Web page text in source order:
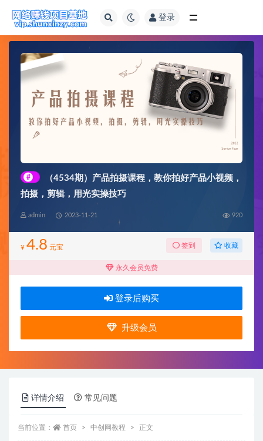
登录
#
（4534期）产品拍摄课程，教你拍好产品小视频，
拍摄，剪辑，用光实操技巧
admin 2023-11-21 920
¥ 4.8 元宝 签到 收藏
永久会员免费
登录后购买
升级会员
详情介绍 常见问题
当前位置： 首页 中创网教程 正文